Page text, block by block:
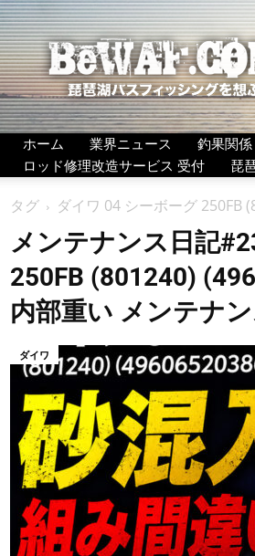
BeWAF
(ビ
ワ
エ
フ）
ホーム 業界ニュース 釣果関係
ロッド修理改造サービス 受付
琵
タグ ダイワ 04 シーボーグ 250FB
メンテナンス日記
250FB (801240)
内部重い メンテナ
ダイワ